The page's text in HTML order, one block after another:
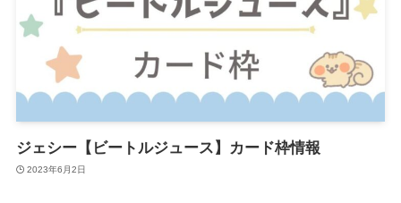
ジェシー【ビートルジュース】カード枠情報
2023年6月2日